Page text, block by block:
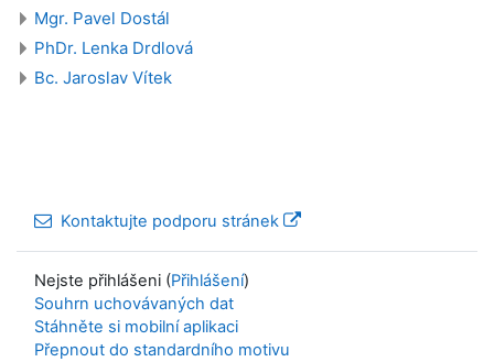
Mgr. Pavel Dostál
PhDr. Lenka Drdlová
Bc. Jaroslav Vítek
Kontaktujte podporu stránek
Nejste přihlášeni (Přihlášení)
Souhrn uchovávaných dat
Stáhněte si mobilní aplikaci
Přepnout do standardního motivu